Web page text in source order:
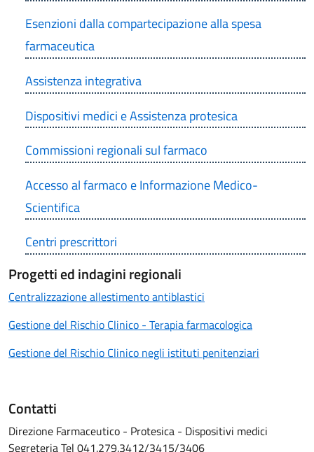
Esenzioni dalla compartecipazione alla spesa
farmaceutica
Assistenza integrativa
Dispositivi medici e Assistenza protesica
Commissioni regionali sul farmaco
Accesso al farmaco e Informazione Medico-
Scientifica
Centri prescrittori
Progetti ed indagini regionali
Centralizzazione allestimento antiblastici
Gestione del Rischio Clinico - Terapia farmacologica
Gestione del Rischio Clinico negli istituti penitenziari
Contatti
Direzione Farmaceutico - Protesica - Dispositivi medici
Segreteria Tel 041.279.3412/3415/3406